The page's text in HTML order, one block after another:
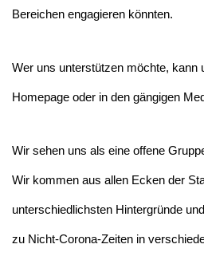
Bereichen engagieren könnten.
Wer uns unterstützen möchte, kann
Homepage oder in den gängigen
Wir sehen uns als eine offene
Wir kommen aus allen Ecken der
unterschiedlichsten Hintergründe
zu Nicht-Corona-Zeiten in